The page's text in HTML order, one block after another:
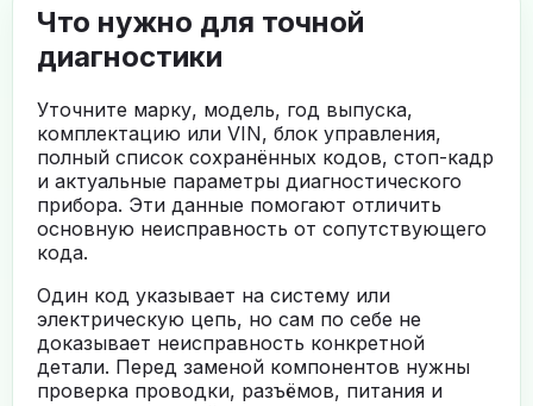
Что нужно для точной
диагностики
Уточните марку, модель, год выпуска,
комплектацию или VIN, блок управления,
полный список сохранённых кодов, стоп-кадр
и актуальные параметры диагностического
прибора. Эти данные помогают отличить
основную неисправность от сопутствующего
кода.
Один код указывает на систему или
электрическую цепь, но сам по себе не
доказывает неисправность конкретной
детали. Перед заменой компонентов нужны
проверка проводки, разъёмов, питания и